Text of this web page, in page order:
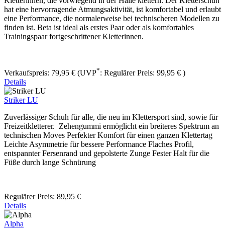
hat eine hervorragende Atmungsaktivität, ist komfortabel und erlaubt
eine Performance, die normalerweise bei technischeren Modellen zu
finden ist. Beta ist ideal als erstes Paar oder als komfortables
Trainingspaar fortgeschrittener Kletterinnen.
Verkaufspreis: 79,95 € (UVP*: Regulärer Preis: 99,95 € )
Details
Striker LU
Zuverlässiger Schuh für alle, die neu im Klettersport sind, sowie für
Freizeitkletterer. Zehengummi ermöglicht ein breiteres Spektrum an
technischen Moves Perfekter Komfort für einen ganzen Klettertag
Leichte Asymmetrie für bessere Performance Flaches Profil,
entspannter Fersenrand und gepolsterte Zunge Fester Halt für die
Füße durch lange Schnürung
Regulärer Preis: 89,95 €
Details
Alpha